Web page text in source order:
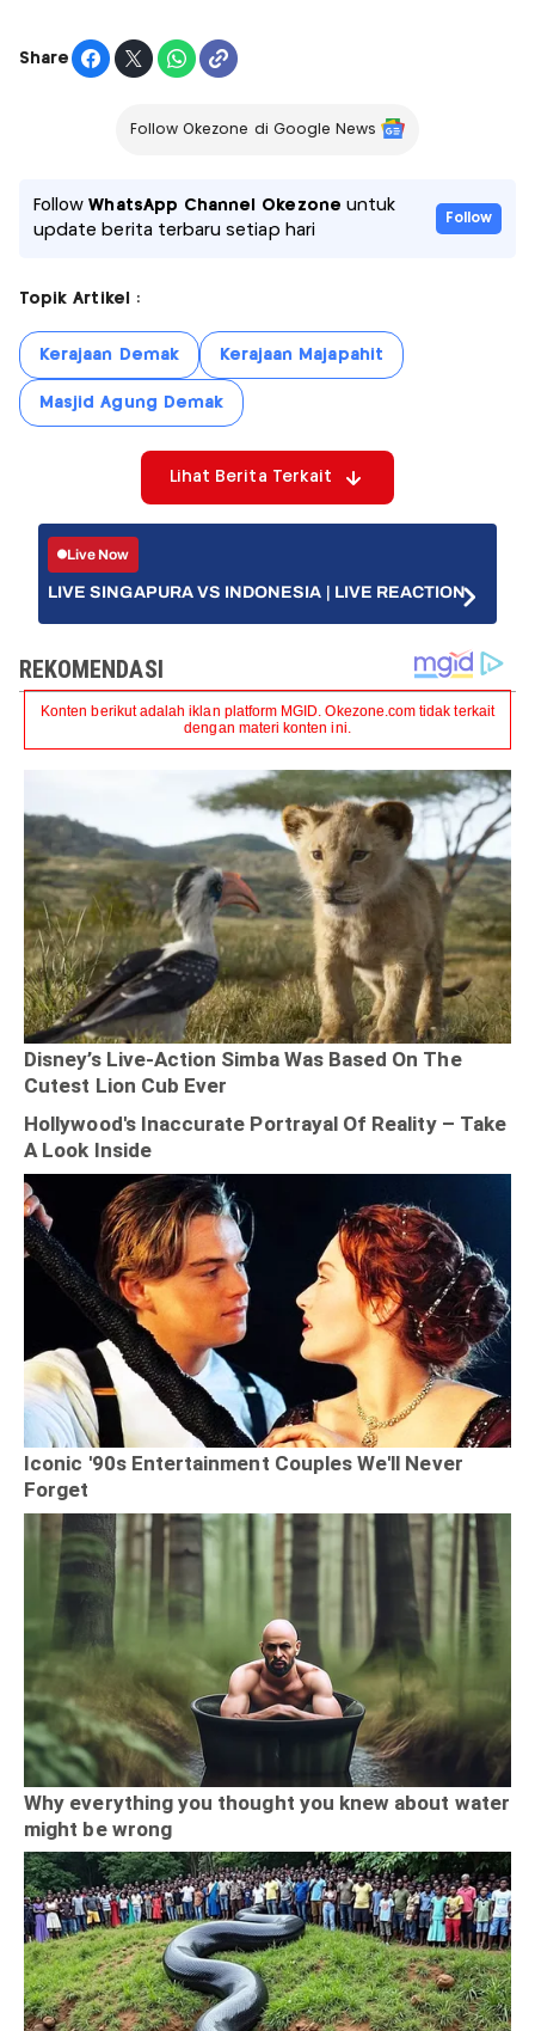
Share
Follow Okezone di Google News
FollowWhatsApp Channel Okezone untuk
update berita terbaru setiap hari
Follow
Topik Artikel :
Kerajaan Demak Kerajaan Majapahit
Masjid Agung Demak
Lihat Berita Terkait
Live Now
LIVE SINGAPURA VS INDONESIA | LIVE REACTION